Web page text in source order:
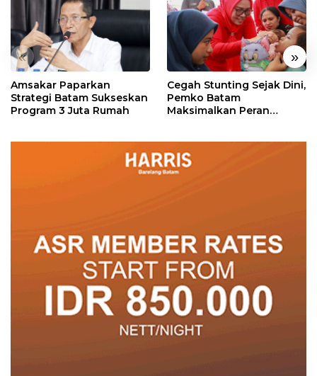
« »
Amsakar Paparkan
Strategi Batam Sukseskan
Program 3 Juta Rumah
Cegah Stunting Sejak Dini,
Pemko Batam
Maksimalkan Peran